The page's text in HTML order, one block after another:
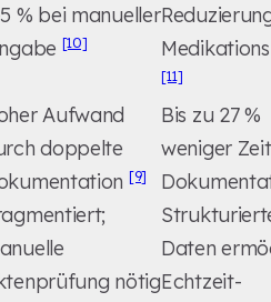
% bei manueller
[10]
[11]
Aufwand
doppelte
[9]
Bis zu 27 %
weniger
nötig
Daten
Echtzeit-